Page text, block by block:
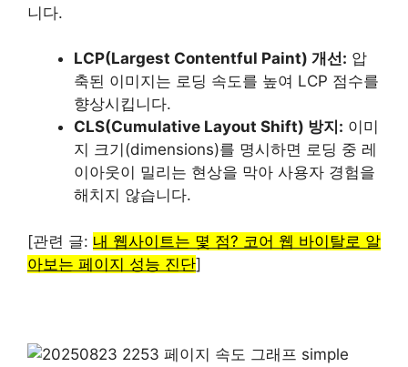
니다.
LCP(Largest Contentful Paint) 개선: 압
축된 이미지는 로딩 속도를 높여 LCP 점수를
향상시킵니다.
CLS(Cumulative Layout Shift) 방지: 이미
지 크기(dimensions)를 명시하면 로딩 중 레
이아웃이 밀리는 현상을 막아 사용자 경험을
해치지 않습니다.
[관련 글: 내 웹사이트는 몇 점? 코어 웹 바이탈로 알
아보는 페이지 성능 진단]